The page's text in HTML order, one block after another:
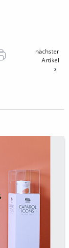
nächster
Artikel